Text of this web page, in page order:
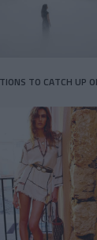
TO CATCH UP